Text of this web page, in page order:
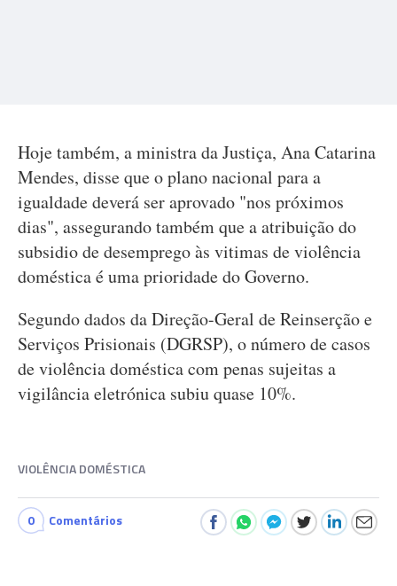
Hoje também, a ministra da Justiça, Ana Catarina
Mendes, disse que o plano nacional para a
igualdade deverá ser aprovado "nos próximos
dias", assegurando também que a atribuição do
subsidio de desemprego às vitimas de violência
doméstica é uma prioridade do Governo.
Segundo dados da Direção-Geral de Reinserção e
Serviços Prisionais (DGRSP), o número de casos
de violência doméstica com penas sujeitas a
vigilância eletrónica subiu quase 10%.
VIOLÊNCIA DOMÉSTICA
0 Comentários